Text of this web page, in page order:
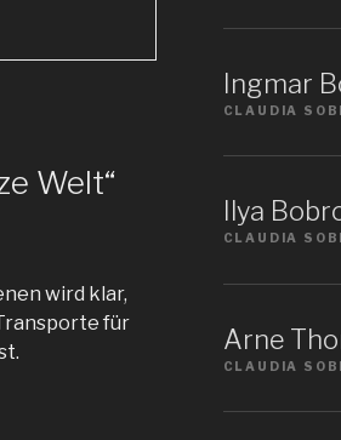
Welt“
wird klar,
für
Ingmar
CLAUDIA
Ilya
CLAUDIA
Arne
CLAUDIA